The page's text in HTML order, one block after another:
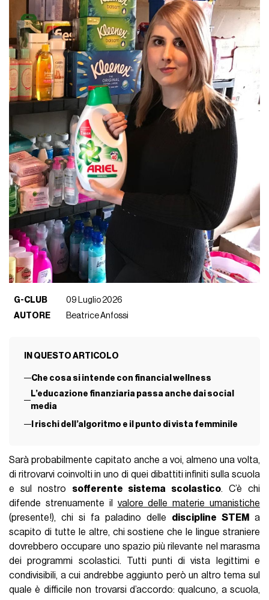
G-CLUB
09 Luglio 2026
AUTORE
Beatrice Anfossi
IN QUESTO ARTICOLO
Che cosa si intende con financial wellness
L’educazione finanziaria passa anche dai social
media
I rischi dell’algoritmo e il punto di vista femminile
Sarà probabilmente capitato anche a voi, almeno una volta,
di ritrovarvi coinvolti in uno di quei dibattiti infiniti sulla scuola
e sul nostro sofferente sistema scolastico. C’è chi
difende strenuamente il valore delle materie umanistiche
(presente!), chi si fa paladino delle discipline STEM
a
scapito di tutte le altre, chi sostiene che le lingue straniere
dovrebbero occupare uno spazio più rilevante nel marasma
dei programmi scolastici. Tutti punti di vista legittimi e
condivisibili, a cui andrebbe aggiunto però un altro tema sul
quale è difficile non trovarsi d’accordo: qualcuno, a scuola,